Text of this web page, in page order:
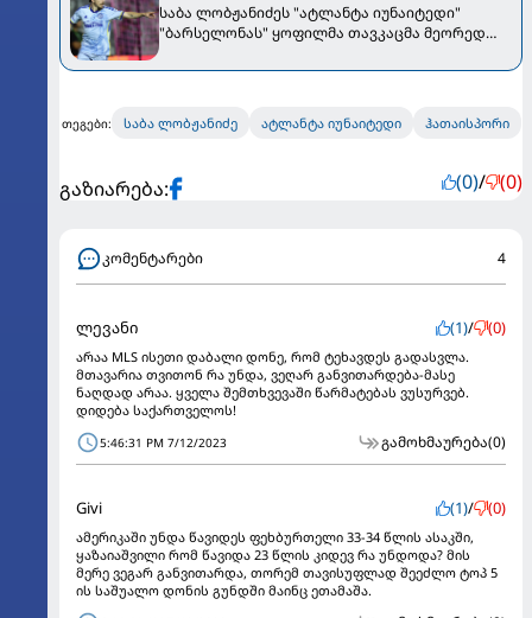
საბა ლობჟანიძეს "ატლანტა იუნაიტედი"
"ბარსელონას" ყოფილმა თავკაცმა მეორედ
თეგები: საბა ლობჟანიძე ატლანტა იუნაიტედი ჰათაისპორი
გაზიარება: (0)/ (0)
კომენტარები 4
ლევანი (1)/ (0)
არაა MLS ისეთი დაბალი დონე, რომ ტეხავდეს გადასვლა.
მთავარია თვითონ რა უნდა, ვეღარ განვითარდება-მასე
ნაღდად არაა. ყველა შემთხვევაში წარმატებას ვუსურვებ.
დიდება საქართველოს!
5:46:31 PM 7/12/2023 გამოხმაურება(0)
Givi (1)/ (0)
ამერიკაში უნდა წავიდეს ფეხბურთელი 33-34 წლის ასაკში,
ყაზაიაშვილი რომ წავიდა 23 წლის კიდევ რა უნდოდა? მის
მერე ვეგარ განვითარდა, თორემ თავისუფლად შეეძლო ტოპ 5
ის საშუალო დონის გუნდში მაინც ეთამაშა.